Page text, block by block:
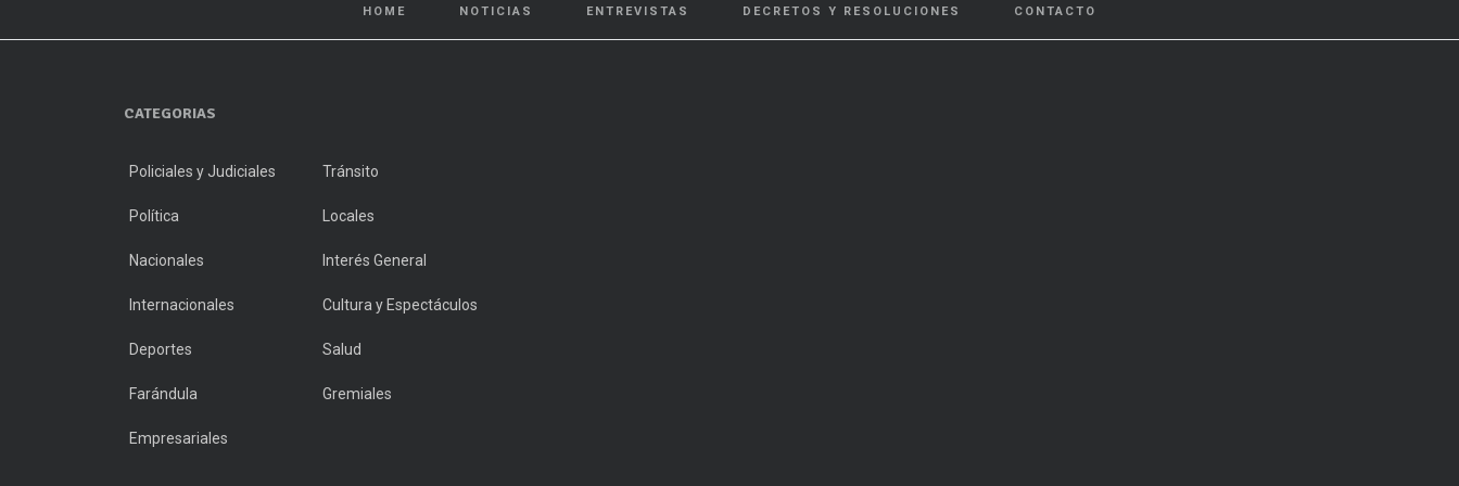
HOME NOTICIAS ENTREVISTAS DECRETOS Y RESOLUCIONES CONTACTO
CATEGORIAS
Policiales y Judiciales Tránsito
Política Locales
Nacionales Interés General
Internacionales Cultura y Espectáculos
Deportes Salud
Farándula Gremiales
Empresariales